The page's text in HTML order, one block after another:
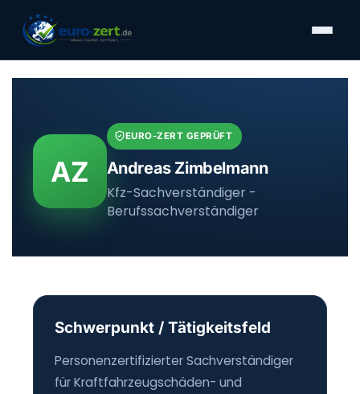
Inhalt
springen
AZ
EURO-ZERT GEPRÜFT
Andreas Zimbelmann
Kfz-Sachverständiger -
Berufssachverständiger
Schwerpunkt / Tätigkeitsfeld
Personenzertifizierter Sachverständiger
für Kraftfahrzeugschäden- und